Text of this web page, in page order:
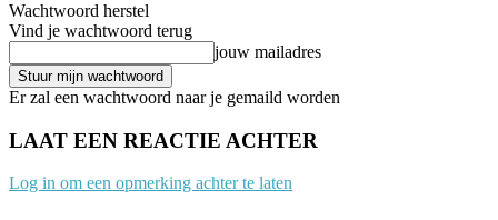
Wachtwoord herstel
Vind je wachtwoord terug
jouw mailadres
Er zal een wachtwoord naar je gemaild worden
LAAT EEN REACTIE ACHTER
Log in om een opmerking achter te laten